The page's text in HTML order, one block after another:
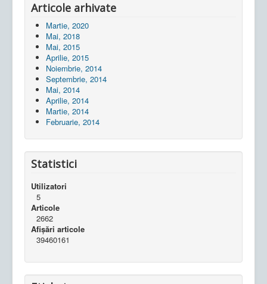
Articole arhivate
Martie, 2020
Mai, 2018
Mai, 2015
Aprilie, 2015
Noiembrie, 2014
Septembrie, 2014
Mai, 2014
Aprilie, 2014
Martie, 2014
Februarie, 2014
Statistici
Utilizatori
5
Articole
2662
Afișări articole
39460161